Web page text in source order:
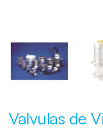
Valvulas de